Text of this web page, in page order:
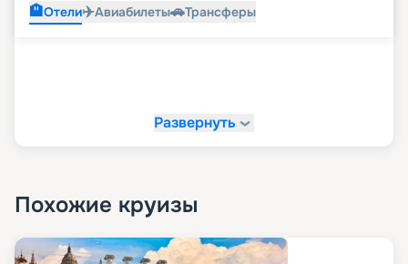
🏨Отели✈️Авиабилеты🚗Трансферы
Развернуть
Похожие круизы